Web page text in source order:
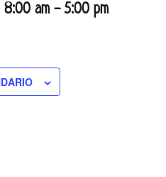
8:00 am -5:00 pm